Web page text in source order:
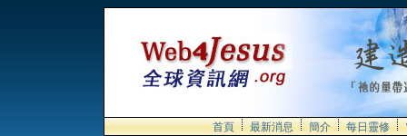
首頁 最新消息 簡介 每日靈修